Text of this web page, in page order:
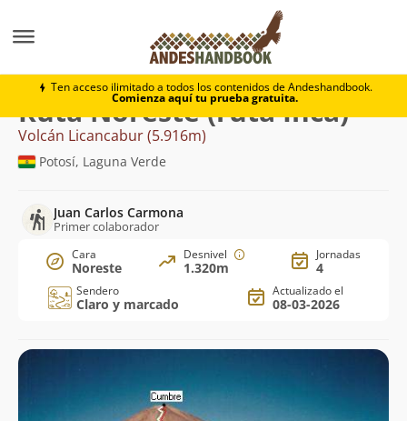
Ten acceso ilimitado a todos los contenidos de Andeshandbook.
Comienza aquí tu prueba gratuita.
Volcán Licancabur Noreste (ruta Inca)
Ruta Noreste (ruta Inca)
Volcán Licancabur (5.916m)
Potosí, Laguna Verde
Juan Carlos Carmona
Primer colaborador
Cara
Noreste
Desnivel
1.320m
Jornadas
4
Sendero
Claro y marcado
Actualizado el
08-03-2026